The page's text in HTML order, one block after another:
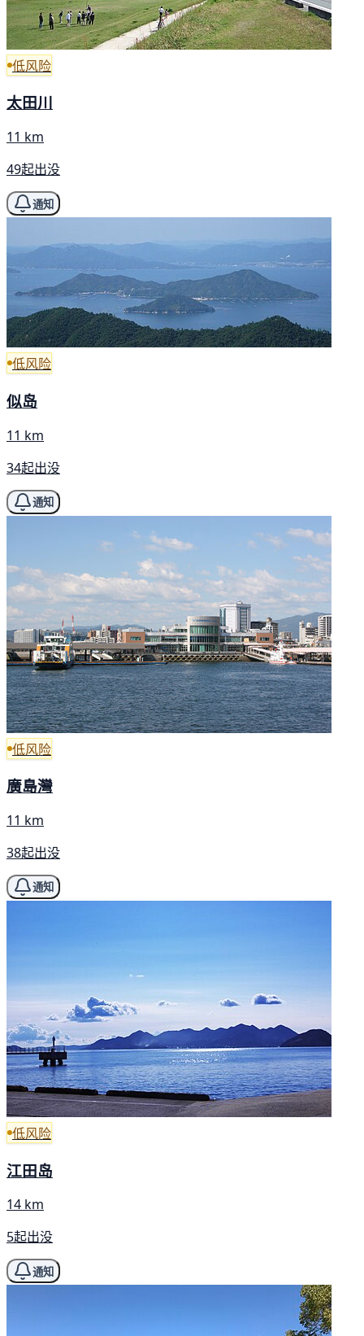
低风险
太田川
11 km
49起出没
通知
低风险
似岛
11 km
34起出没
通知
低风险
廣島灣
11 km
38起出没
通知
低风险
江田岛
14 km
5起出没
通知